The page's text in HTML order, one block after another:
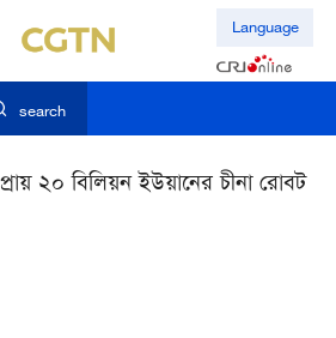
Language
search
২০ বিলিয়ন ইউয়ানের চীনা রোবট